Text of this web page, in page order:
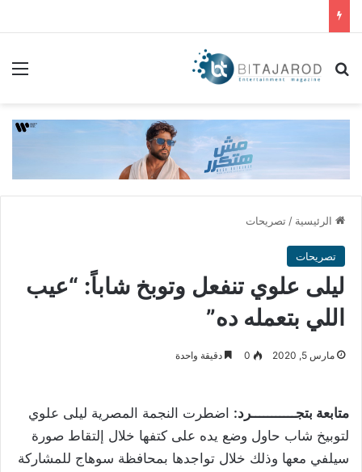
بحث عن
الرئيسية / تصريحات
تصريحات
ليلى علوي تنفعل وتوبخ شاباً: “عيب
اللي بتعمله ده”
مارس 5, 2020 0 دقيقة واحدة
متابعة بتجـــــــــــرد: اضطرت النجمة المصرية ليلى علوي
لتوبيخ شاب حاول وضع يده على كتفها خلال إلتقاط صورة
سيلفي معها وذلك خلال تواجدها بمحافظة سوهاج للمشاركة